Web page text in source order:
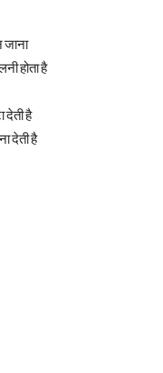
होता है
है
देती है